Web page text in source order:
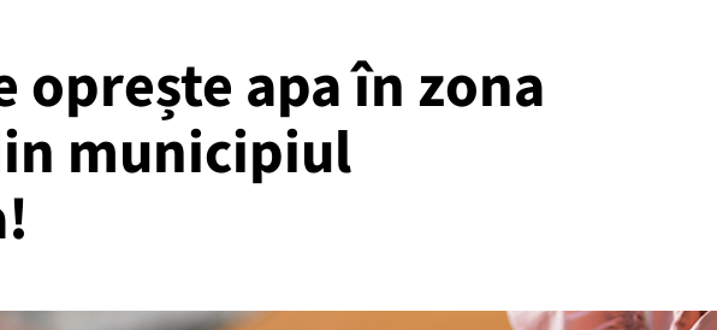
oprește apa în zona
municipiul